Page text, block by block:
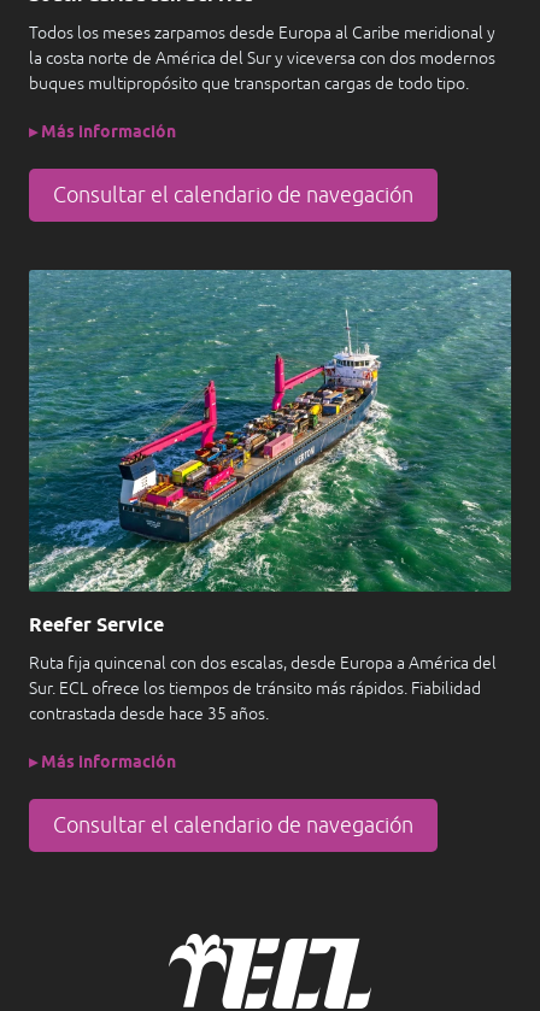
Todos los meses zarpamos desde Europa al Caribe meridional y
la costa norte de América del Sur y viceversa con dos modernos
buques multipropósito que transportan cargas de todo tipo.
▸ Más información
Consultar el calendario de navegación
Reefer Service
Ruta fija quincenal con dos escalas, desde Europa a América del
Sur. ECL ofrece los tiempos de tránsito más rápidos. Fiabilidad
contrastada desde hace 35 años.
▸ Más información
Consultar el calendario de navegación